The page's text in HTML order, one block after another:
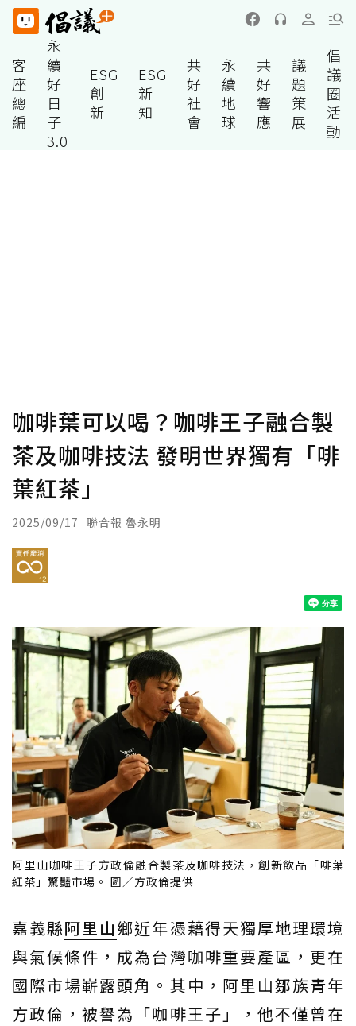
客
座
總
編
永
續
好
日
子
3.0
ESG
創
新
ESG
新
知
共
好
社
會
永
續
地
球
共
好
響
應
議
題
策
展
倡
議
圈
活
動
咖啡葉可以喝？咖啡王子融合製
茶及咖啡技法 發明世界獨有「啡
葉紅茶」
2025/09/17 聯合報 魯永明
阿里山咖啡王子方政倫融合製茶及咖啡技法，創新飲品「啡葉
紅茶」驚豔市場。 圖／方政倫提供
嘉義縣阿里山鄉近年憑藉得天獨厚地理環境
與氣候條件，成為台灣咖啡重要產區，更在
國際市場嶄露頭角。其中，阿里山鄒族青年
方政倫，被譽為「咖啡王子」，他不僅曾在